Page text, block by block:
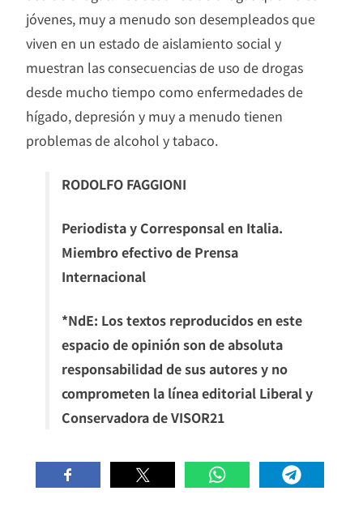
jóvenes, muy a menudo son desempleados que
viven en un estado de aislamiento social y
muestran las consecuencias de uso de drogas
desde mucho tiempo como enfermedades de
hígado, depresión y muy a menudo tienen
problemas de alcohol y tabaco.
RODOLFO FAGGIONI
Periodista y Corresponsal en Italia.
Miembro efectivo de Prensa
Internacional
*NdE: Los textos reproducidos en este
espacio de opinión son de absoluta
responsabilidad de sus autores y no
comprometen la línea editorial Liberal y
Conservadora de VISOR21